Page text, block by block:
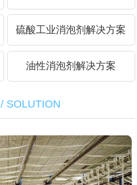
硫酸工业消泡剂解决方案
油性消泡剂解决方案
/ SOLUTION